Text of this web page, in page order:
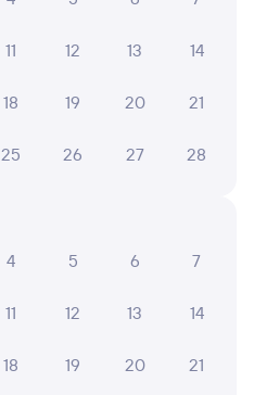
11 12 13 14
18 19 20 21
25 26 27 28
4 5 6 7
11 12 13 14
18 19 20 21